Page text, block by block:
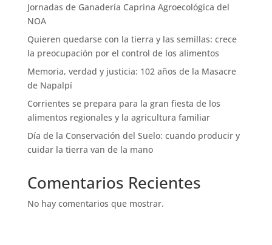
Jornadas de Ganadería Caprina Agroecológica del
NOA
Quieren quedarse con la tierra y las semillas: crece
la preocupación por el control de los alimentos
Memoria, verdad y justicia: 102 años de la Masacre
de Napalpí
Corrientes se prepara para la gran fiesta de los
alimentos regionales y la agricultura familiar
Día de la Conservación del Suelo: cuando producir y
cuidar la tierra van de la mano
Comentarios Recientes
No hay comentarios que mostrar.